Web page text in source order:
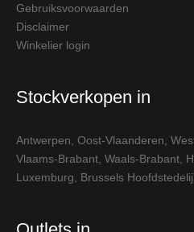
Gebruiksvoorwaarden
Disclaimer
Winkelier login
Stockverkopen in
Antwerpen Oost-Vlaanderen
Vlaams-Brabant Waals-Brabant
Luxemburg
Brussels